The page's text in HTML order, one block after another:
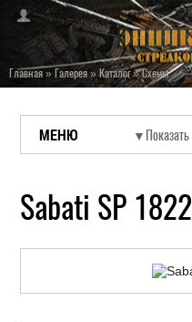
Главная»Галерея»Каталог»Схемы
МЕНЮ
Sabati SP 1822